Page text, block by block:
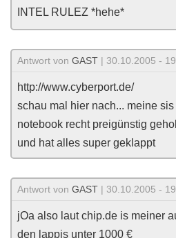
INTEL RULEZ *hehe*
Antwort von GAST | 30.10.2005 -
http://www.cyberport.de/
schau mal hier nach... meine
notebook recht preigünstig
und hat alles super geklappt
Antwort von GAST | 30.10.2005 -
jOa also laut chip.de is meiner
den lappis unter 1000 €